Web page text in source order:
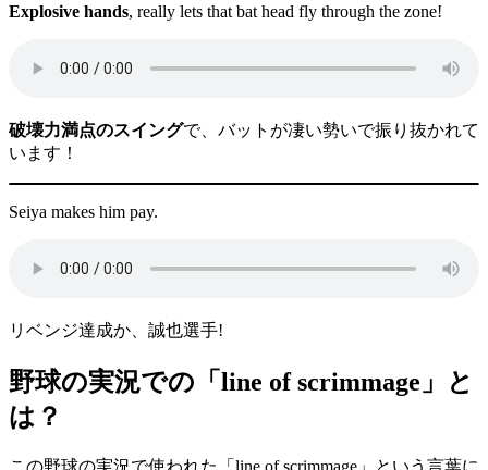
Explosive hands, really lets that bat head fly through the zone!
破壊力満点のスイングで、バットが凄い勢いで振り抜かれて
います！
Seiya makes him pay.
リベンジ達成か、誠也選手!
野球の実況での「line of scrimmage」と
は？
この野球の実況で使われた「line of scrimmage」という言葉に